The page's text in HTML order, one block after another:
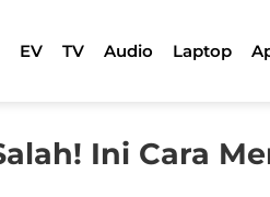
EV TV Audio Laptop
Ini Cara